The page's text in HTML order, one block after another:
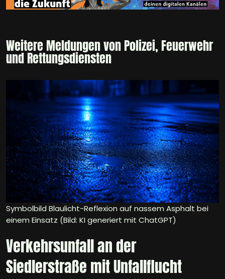
Weitere Meldungen von Polizei, Feuerwehr
und Rettungsdiensten
Symbolbild Blaulicht-Reflexion auf nassem Asphalt bei
einem Einsatz (Bild: KI generiert mit ChatGPT)
Verkehrsunfall an der
Siedlerstraße mit Unfallflucht